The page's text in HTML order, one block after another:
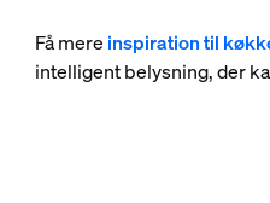
Få mere inspiration til
intelligent belysning, der